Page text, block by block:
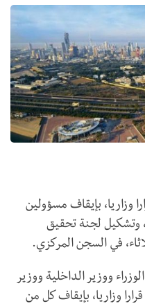
وزاريا، بإيقاف مسؤولين
وتشكيل لجنة تحقيق
في السجن المركزي.
ووزير الداخلية ووزير
وزاريا، بإيقاف كل من